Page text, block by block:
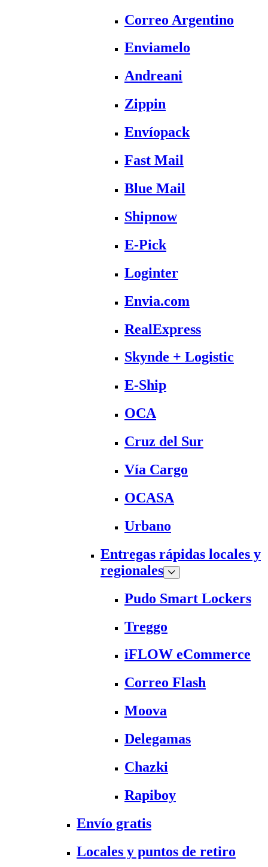
Correo Argentino
Enviamelo
Andreani
Zippin
Envíopack
Fast Mail
Blue Mail
Shipnow
E-Pick
Loginter
Envia.com
RealExpress
Skynde + Logistic
E-Ship
OCA
Cruz del Sur
Vía Cargo
OCASA
Urbano
Entregas rápidas locales y
regionales
Pudo Smart Lockers
Treggo
iFLOW eCommerce
Correo Flash
Moova
Delegamas
Chazki
Rapiboy
Envío gratis
Locales y puntos de retiro